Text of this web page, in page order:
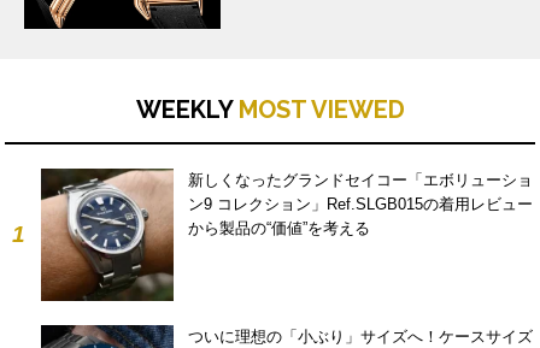
WEEKLY MOST VIEWED
1
新しくなったグランドセイコー「エボリューショ
ン9 コレクション」Ref.SLGB015の着用レビュー
から製品の“価値”を考える
ついに理想の「小ぶり」サイズへ！ケースサイズ